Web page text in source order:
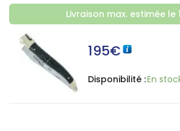
Livraison max. estimée le
195€
Disponibilité :En